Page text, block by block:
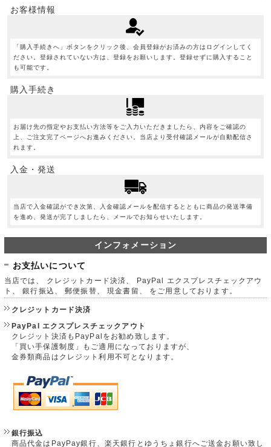
お客様情報
「購入手続きへ」ボタンをクリック後、会員登録がお済みの方はログインしてく
ださい。登録されていない方は、登録をお願いします。登録せずに購入すること
も可能です。
購入手続き
お届け先の指定やお支払い方法等をご入力いただきましたら、内容をご確認の
上、ご注文完了ページへお進みください。当店より受付確認メールが自動配信さ
れます。
入金・発送
当店で入金確認ができ次第、入金確認メールを配信するとともに商品の発送準備
を進め、発送が完了しましたら、メールでお知らせいたします。
インフォメーション
お支払いについて
当店では、 クレジットカード決済、 PayPal エクスプレスチェックアウ
ト、 銀行振込、 郵便振替、 現金書留、 をご用意しております。
クレジットカード決済
PayPal エクスプレスチェックアウト
クレジット決済もPayPalをお勧め致します。
「買い手保護制度」もご適用になっておりますが、
金券類商品はクレジット利用不可となります。
銀行振込
商品代金はPayPay銀行、楽天銀行とゆうちょ銀行へご送金お願い致し